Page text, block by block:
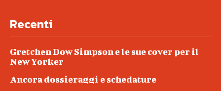
Recenti
Gretchen Dow Simpson e le sue cover per il
New Yorker
Ancora dossieraggi e schedature